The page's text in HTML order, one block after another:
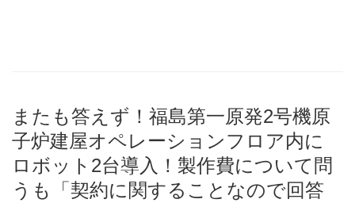
またも答えず！福島第一原発2号機原
子炉建屋オペレーションフロア内に
ロボット2台導入！製作費について問
うも「契約に関することなので回答